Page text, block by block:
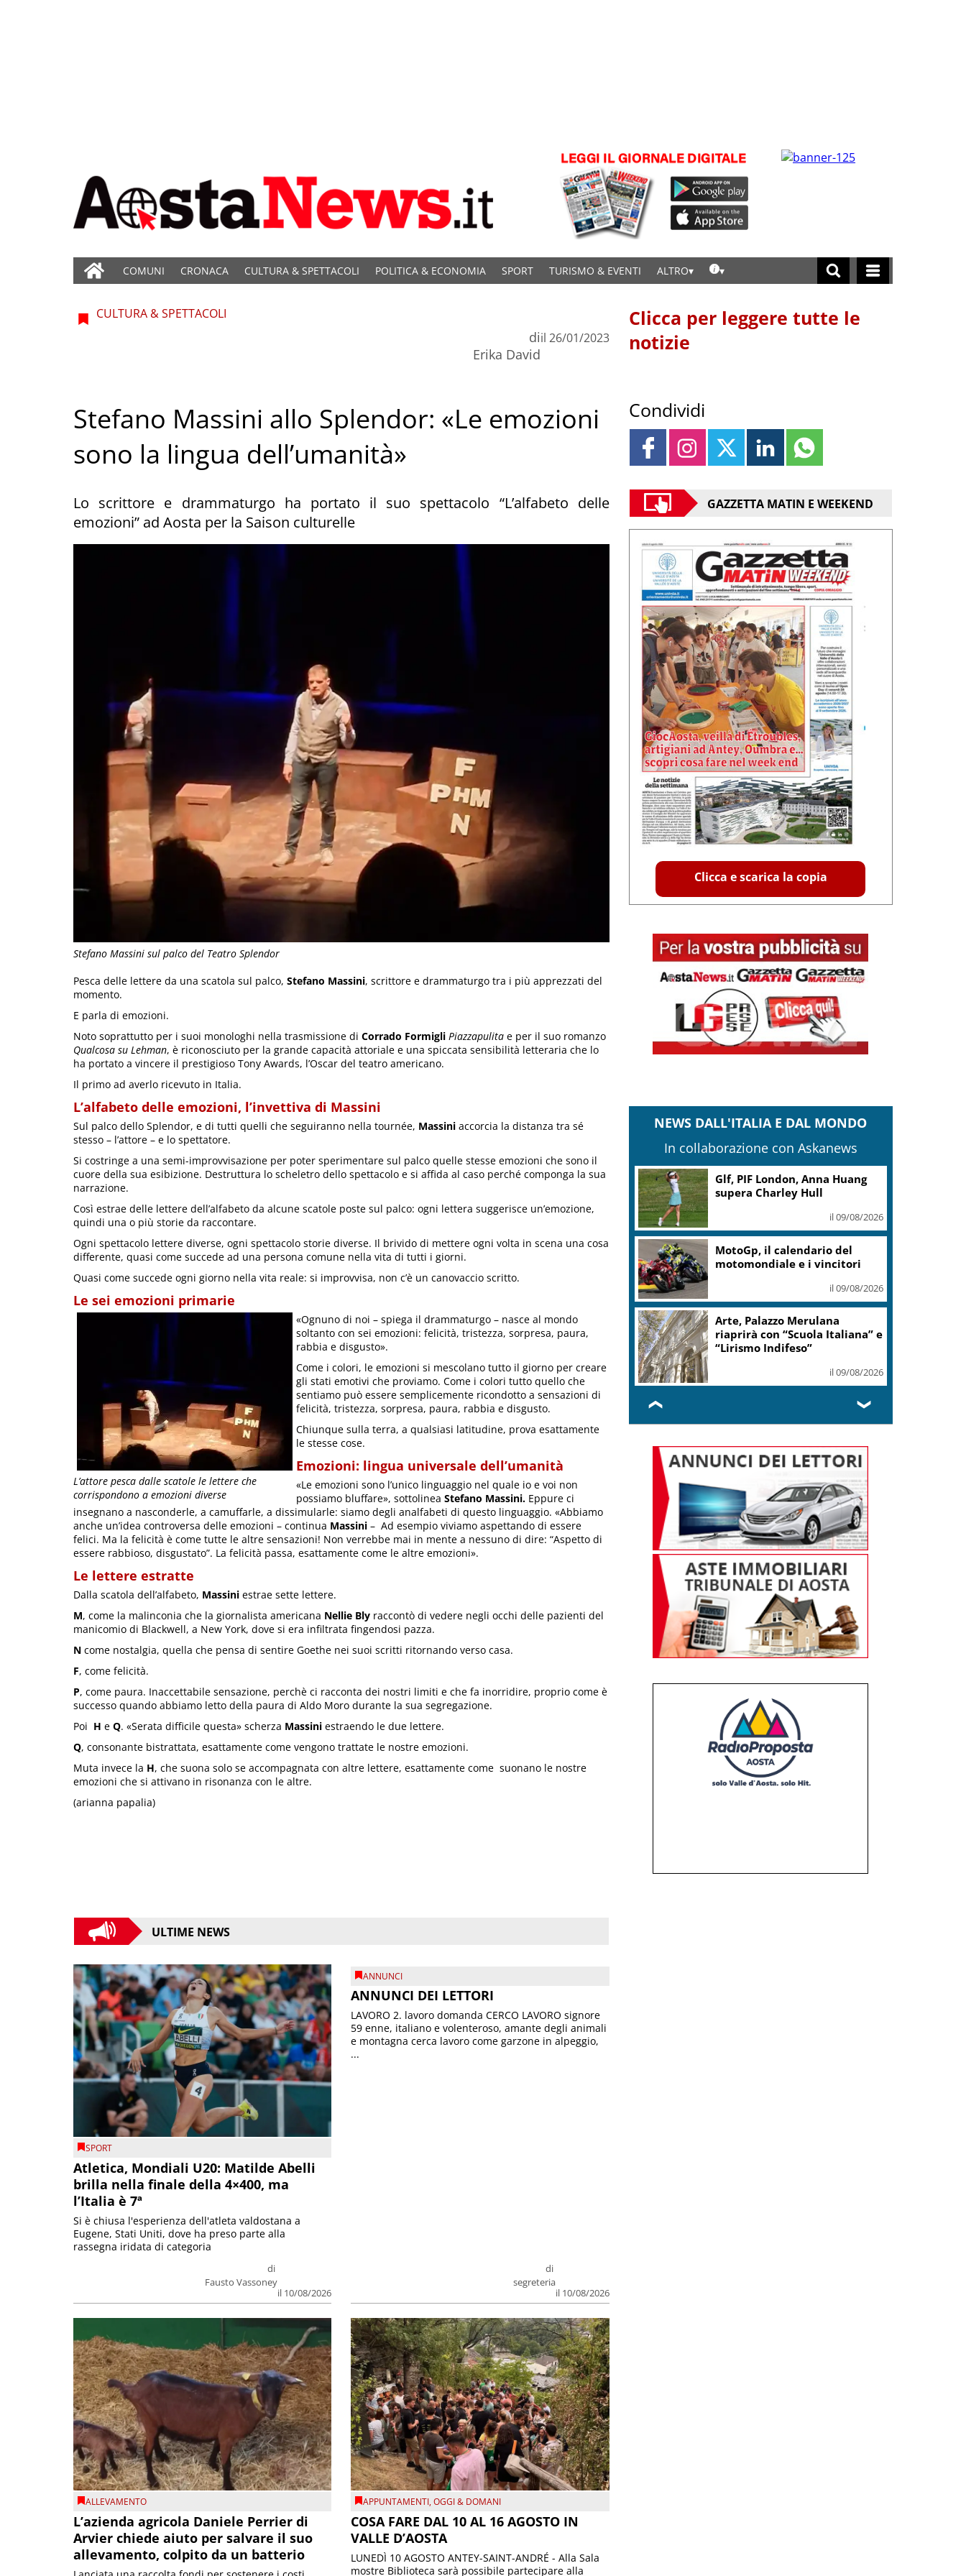
COMUNI CRONACA CULTURA & SPETTACOLI POLITICA & ECONOMIA SPORT TURISMO & EVENTI ALTRO
Stefano Massini sul palco del Teatro Splendor
CULTURA & SPETTACOLI
di
Erika David
il 26/01/2023
Stefano Massini allo Splendor: «Le emozioni
sono la lingua dell’umanità»
Lo scrittore e drammaturgo ha portato il suo spettacolo “L’alfabeto delle
emozioni” ad Aosta per la Saison culturelle
Pesca delle lettere da una scatola sul palco, Stefano Massini, scrittore e drammaturgo tra i più apprezzati del
momento.
E parla di emozioni.
Noto soprattutto per i suoi monologhi nella trasmissione di Corrado Formigli Piazzapulita e per il suo romanzo
Qualcosa su Lehman, è riconosciuto per la grande capacità attoriale e una spiccata sensibilità letteraria che lo
ha portato a vincere il prestigioso Tony Awards, l’Oscar del teatro americano.
Il primo ad averlo ricevuto in Italia.
L’alfabeto delle emozioni, l’invettiva di Massini
Sul palco dello Splendor, e di tutti quelli che seguiranno nella tournée, Massini accorcia la distanza tra sé
stesso – l’attore – e lo spettatore.
Si costringe a una semi-improvvisazione per poter sperimentare sul palco quelle stesse emozioni che sono il
cuore della sua esibizione. Destruttura lo scheletro dello spettacolo e si affida al caso perché componga la sua
narrazione.
Così estrae delle lettere dell’alfabeto da alcune scatole poste sul palco: ogni lettera suggerisce un’emozione,
quindi una o più storie da raccontare.
Ogni spettacolo lettere diverse, ogni spettacolo storie diverse. Il brivido di mettere ogni volta in scena una cosa
differente, quasi come succede ad una persona comune nella vita di tutti i giorni.
Quasi come succede ogni giorno nella vita reale: si improvvisa, non c’è un canovaccio scritto.
Le sei emozioni primarie
L’attore pesca dalle scatole le lettere che
corrispondono a emozioni diverse
«Ognuno di noi – spiega il drammaturgo – nasce al mondo
soltanto con sei emozioni: felicità, tristezza, sorpresa, paura,
rabbia e disgusto».
Come i colori, le emozioni si mescolano tutto il giorno per creare
gli stati emotivi che proviamo. Come i colori tutto quello che
sentiamo può essere semplicemente ricondotto a sensazioni di
felicità, tristezza, sorpresa, paura, rabbia e disgusto.
Chiunque sulla terra, a qualsiasi latitudine, prova esattamente
le stesse cose.
Emozioni: lingua universale dell’umanità
«Le emozioni sono l’unico linguaggio nel quale io e voi non
possiamo bluffare», sottolinea Stefano Massini. Eppure ci
insegnano a nasconderle, a camuffarle, a dissimularle: siamo degli analfabeti di questo linguaggio. «Abbiamo
anche un’idea controversa delle emozioni – continua Massini – Ad esempio viviamo aspettando di essere
felici. Ma la felicità è come tutte le altre sensazioni! Non verrebbe mai in mente a nessuno di dire: “Aspetto di
essere rabbioso, disgustato”. La felicità passa, esattamente come le altre emozioni».
Le lettere estratte
Dalla scatola dell’alfabeto, Massini estrae sette lettere.
M, come la malinconia che la giornalista americana Nellie Bly raccontò di vedere negli occhi delle pazienti del
manicomio di Blackwell, a New York, dove si era infiltrata fingendosi pazza.
N come nostalgia, quella che pensa di sentire Goethe nei suoi scritti ritornando verso casa.
F, come felicità.
P, come paura. Inaccettabile sensazione, perchè ci racconta dei nostri limiti e che fa inorridire, proprio come è
successo quando abbiamo letto della paura di Aldo Moro durante la sua segregazione.
Poi H e Q. «Serata difficile questa» scherza Massini estraendo le due lettere.
Q, consonante bistrattata, esattamente come vengono trattate le nostre emozioni.
Muta invece la H, che suona solo se accompagnata con altre lettere, esattamente come suonano le nostre
emozioni che si attivano in risonanza con le altre.
(arianna papalia)
ULTIME NEWS
SPORT
Atletica, Mondiali U20: Matilde Abelli
brilla nella finale della 4×400, ma
l’Italia è 7ª
di
Fausto Vassoney
il 10/08/2026
Si è chiusa l'esperienza dell'atleta valdostana a
Eugene, Stati Uniti, dove ha preso parte alla
rassegna iridata di categoria
ANNUNCI
ANNUNCI DEI LETTORI
di
segreteria
il 10/08/2026
LAVORO 2. lavoro domanda CERCO LAVORO signore
59 enne, italiano e volenteroso, amante degli animali
e montagna cerca lavoro come garzone in alpeggio,
...
ALLEVAMENTO
L’azienda agricola Daniele Perrier di
Arvier chiede aiuto per salvare il suo
allevamento, colpito da un batterio
APPUNTAMENTI,OGGI & DOMANI
COSA FARE DAL 10 AL 16 AGOSTO IN
VALLE D’AOSTA
LUNEDÌ 10 AGOSTO ANTEY-SAINT-ANDRÉ - Alla Sala
mostre Biblioteca sarà possibile partecipare alla
Clicca per leggere tutte le
notizie
Condividi
GAZZETTA MATIN E WEEKEND
Clicca e scarica la copia
NEWS DALL'ITALIA E DAL MONDO
In collaborazione con Askanews
Glf, PIF London, Anna Huang
supera Charley Hull
il 09/08/2026
MotoGp, il calendario del
motomondiale e i vincitori
il 09/08/2026
Arte, Palazzo Merulana
riaprirà con “Scuola Italiana” e
“Lirismo Indifeso”
il 09/08/2026
❮ ❯